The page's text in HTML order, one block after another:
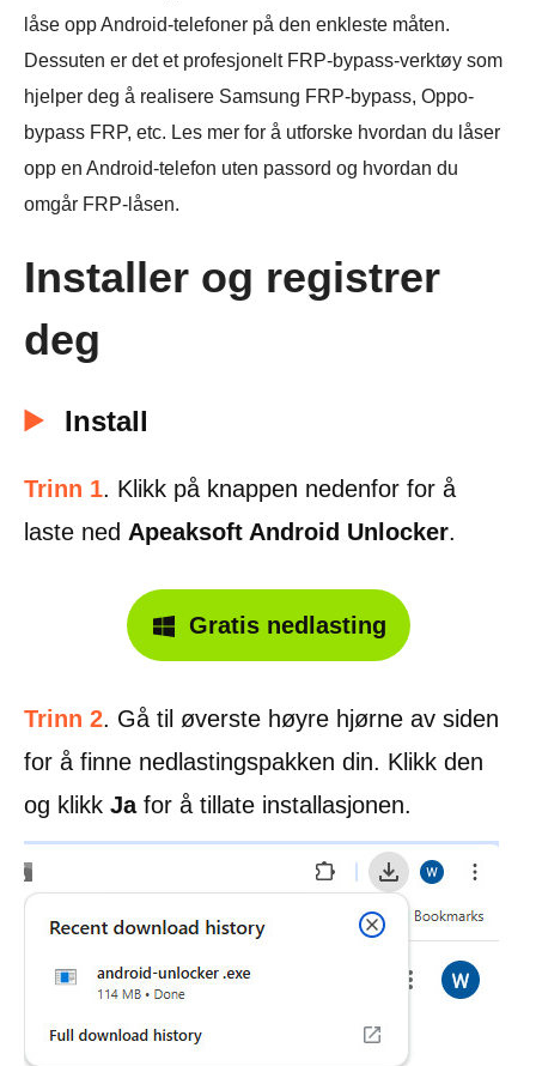
låse opp Android-telefoner på den enkleste måten.
Dessuten er det et profesjonelt FRP-bypass-verktøy som
hjelper deg å realisere Samsung FRP-bypass, Oppo-
bypass FRP, etc. Les mer for å utforske hvordan du låser
opp en Android-telefon uten passord og hvordan du
omgår FRP-låsen.
Installer og registrer
deg
Install
Trinn 1. Klikk på knappen nedenfor for å
laste ned Apeaksoft Android Unlocker.
Gratis nedlasting
Trinn 2. Gå til øverste høyre hjørne av siden
for å finne nedlastingspakken din. Klikk den
og klikk Jafor å tillate installasjonen.